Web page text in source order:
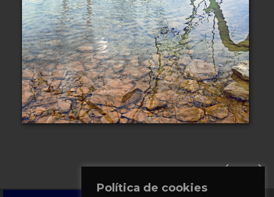
Política de cookies